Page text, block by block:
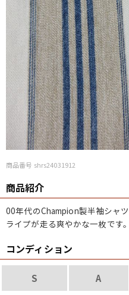
商品番号 shrs24031912
商品紹介
00年代のChampion製半袖シャツ
ライプが走る爽やかな一枚です。
コンディション
S A